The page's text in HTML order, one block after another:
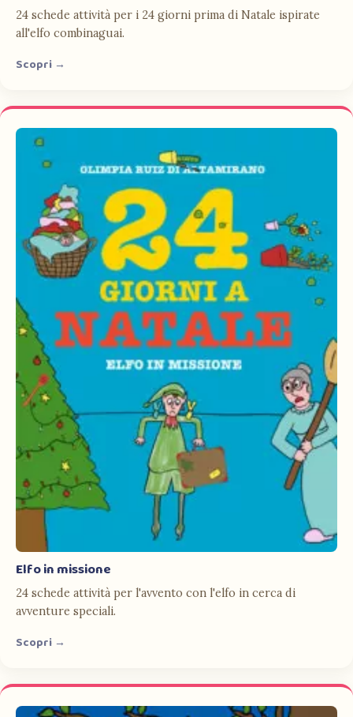
24 schede attività per i 24 giorni prima di Natale ispirate
all'elfo combinaguai.
Scopri →
Elfo in missione
24 schede attività per l'avvento con l'elfo in cerca di
avventure speciali.
Scopri →